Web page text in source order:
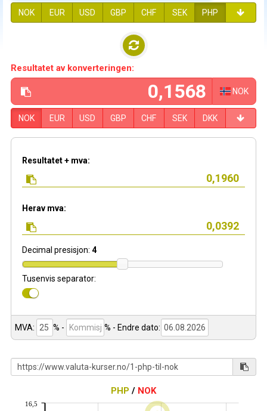
NOK EUR USD GBP CHF SEK PHP
Resultatet av konverteringen:
NOK
NOK EUR USD GBP CHF SEK DKK
Resultatet + mva:
Herav mva:
Decimal presisjon: 4
Tusenvis separator:
MVA: % - % - Endre dato:
PHP / NOK
16,5